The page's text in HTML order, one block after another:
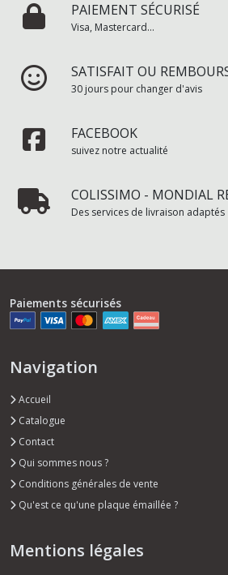
PAIEMENT SÉCURISÉ
Visa, Mastercard...
SATISFAIT OU
30 jours pour changer d'avis
FACEBOOK
suivez notre actualité
COLISSIMO - MONDIAL
Des services de livraison adaptés
Paiements sécurisés
Navigation
Accueil
Catalogue
Contact
Qui sommes nous ?
Conditions générales de vente
Qu'est ce qu'une plaque émaillée ?
Mentions légales